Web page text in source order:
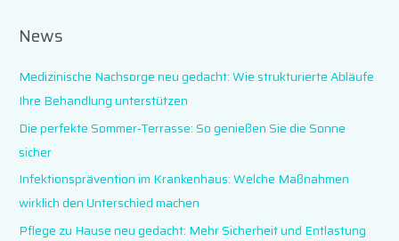
h
a
c
h
:
News
Medizinische Nachsorge neu gedacht: Wie strukturierte Abläufe
Ihre Behandlung unterstützen
Die perfekte Sommer-Terrasse: So genießen Sie die Sonne
sicher
Infektionsprävention im Krankenhaus: Welche Maßnahmen
wirklich den Unterschied machen
Pflege zu Hause neu gedacht: Mehr Sicherheit und Entlastung